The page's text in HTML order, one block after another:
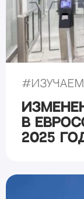
#Изучаем
в
2025